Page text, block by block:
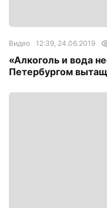
Видео 12:39, 24.06.2019
«Алкоголь и вода
Петербургом